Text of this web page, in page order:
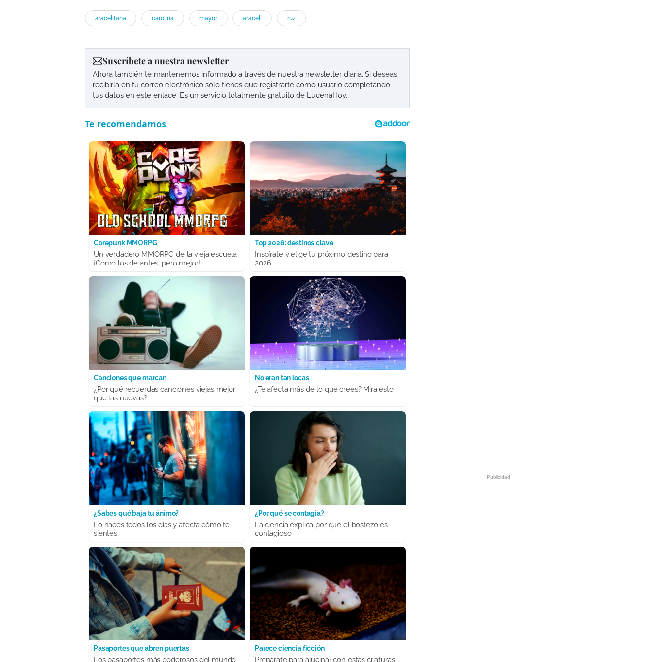
aracelitana carolina mayor araceli ruz
Suscríbete a nuestra newsletter
Ahora también te mantenemos informado a través de nuestra newsletter diaria. Si deseas
recibirla en tu correo electrónico solo tienes que registrarte como usuario completando
tus datos en este enlace. Es un servicio totalmente gratuito de LucenaHoy.
Corepunk MMORPG
Un verdadero MMORPG de la vieja escuela
¡Cómo los de antes, pero mejor!
Top 2026: destinos clave
Inspírate y elige tu próximo destino para
2026
Canciones que marcan
¿Por qué recuerdas canciones viejas mejor
que las nuevas?
No eran tan locas
¿Te afecta más de lo que crees? Mira esto
¿Sabes qué baja tu ánimo?
Lo haces todos los días y afecta cómo te
sientes
¿Por qué se contagia?
La ciencia explica por qué el bostezo es
contagioso
Pasaportes que abren puertas
Los pasaportes más poderosos del mundo,
Parece ciencia ficción
Prepárate para alucinar con estas criaturas